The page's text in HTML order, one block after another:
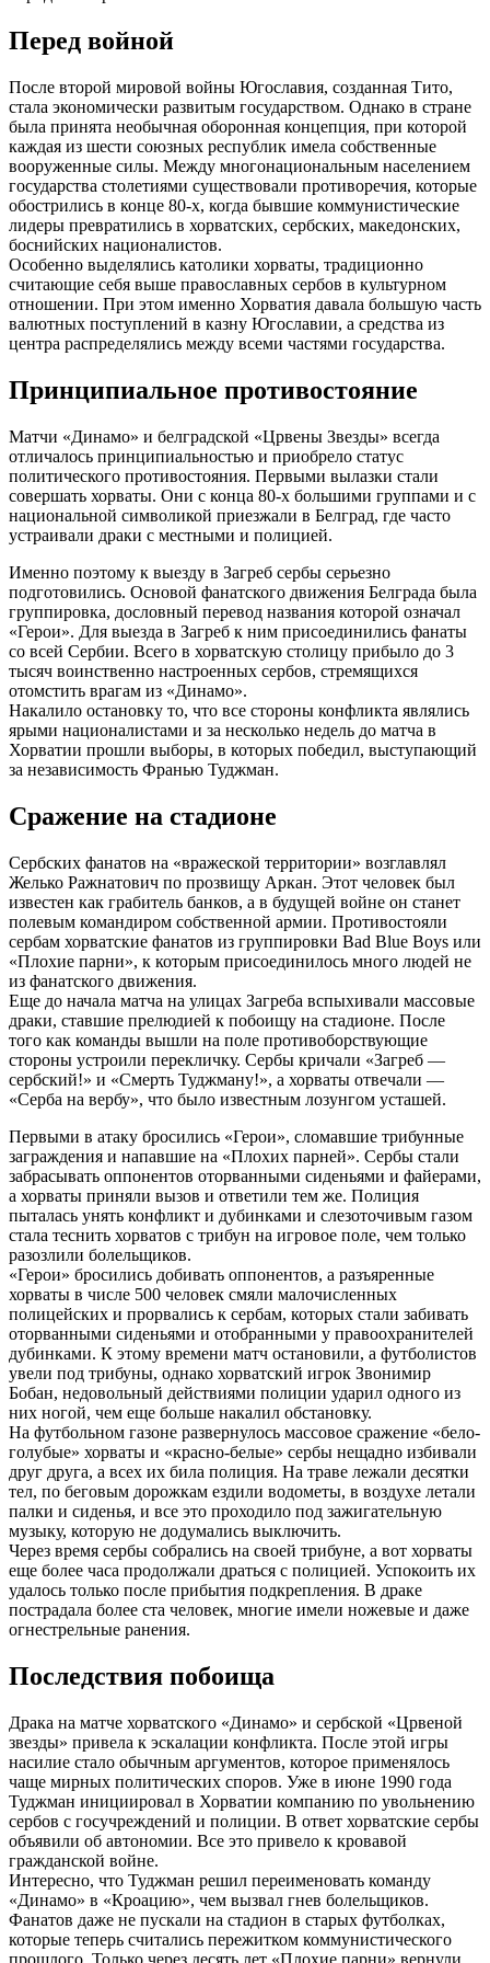
Перед войной
После второй мировой войны Югославия, созданная Тито,
стала экономически развитым государством. Однако в стране
была принята необычная оборонная концепция, при которой
каждая из шести союзных республик имела собственные
вооруженные силы. Между многонациональным населением
государства столетиями существовали противоречия, которые
обострились в конце 80-х, когда бывшие коммунистические
лидеры превратились в хорватских, сербских, македонских,
боснийских националистов.
Особенно выделялись католики хорваты, традиционно
считающие себя выше православных сербов в культурном
отношении. При этом именно Хорватия давала большую часть
валютных поступлений в казну Югославии, а средства из
центра распределялись между всеми частями государства.
Принципиальное противостояние
Матчи «Динамо» и белградской «Црвены Звезды» всегда
отличалось принципиальностью и приобрело статус
политического противостояния. Первыми вылазки стали
совершать хорваты. Они с конца 80-х большими группами и с
национальной символикой приезжали в Белград, где часто
устраивали драки с местными и полицией.
Именно поэтому к выезду в Загреб сербы серьезно
подготовились. Основой фанатского движения Белграда была
группировка, дословный перевод названия которой означал
«Герои». Для выезда в Загреб к ним присоединились фанаты
со всей Сербии. Всего в хорватскую столицу прибыло до 3
тысяч воинственно настроенных сербов, стремящихся
отомстить врагам из «Динамо».
Накалило остановку то, что все стороны конфликта являлись
ярыми националистами и за несколько недель до матча в
Хорватии прошли выборы, в которых победил, выступающий
за независимость Франью Туджман.
Сражение на стадионе
Сербских фанатов на «вражеской территории» возглавлял
Желько Ражнатович по прозвищу Аркан. Этот человек был
известен как грабитель банков, а в будущей войне он станет
полевым командиром собственной армии. Противостояли
сербам хорватские фанатов из группировки Bad Blue Boys или
«Плохие парни», к которым присоединилось много людей не
из фанатского движения.
Еще до начала матча на улицах Загреба вспыхивали массовые
драки, ставшие прелюдией к побоищу на стадионе. После
того как команды вышли на поле противоборствующие
стороны устроили перекличку. Сербы кричали «Загреб —
сербский!» и «Смерть Туджману!», а хорваты отвечали —
«Серба на вербу», что было известным лозунгом усташей.
Первыми в атаку бросились «Герои», сломавшие трибунные
заграждения и напавшие на «Плохих парней». Сербы стали
забрасывать оппонентов оторванными сиденьями и файерами,
а хорваты приняли вызов и ответили тем же. Полиция
пыталась унять конфликт и дубинками и слезоточивым газом
стала теснить хорватов с трибун на игровое поле, чем только
разозлили болельщиков.
«Герои» бросились добивать оппонентов, а разъяренные
хорваты в числе 500 человек смяли малочисленных
полицейских и прорвались к сербам, которых стали забивать
оторванными сиденьями и отобранными у правоохранителей
дубинками. К этому времени матч остановили, а футболистов
увели под трибуны, однако хорватский игрок Звонимир
Бобан, недовольный действиями полиции ударил одного из
них ногой, чем еще больше накалил обстановку.
На футбольном газоне развернулось массовое сражение «бело-
голубые» хорваты и «красно-белые» сербы нещадно избивали
друг друга, а всех их била полиция. На траве лежали десятки
тел, по беговым дорожкам ездили водометы, в воздухе летали
палки и сиденья, и все это проходило под зажигательную
музыку, которую не додумались выключить.
Через время сербы собрались на своей трибуне, а вот хорваты
еще более часа продолжали драться с полицией. Успокоить их
удалось только после прибытия подкрепления. В драке
пострадала более ста человек, многие имели ножевые и даже
огнестрельные ранения.
Последствия побоища
Драка на матче хорватского «Динамо» и сербской «Црвеной
звезды» привела к эскалации конфликта. После этой игры
насилие стало обычным аргументов, которое применялось
чаще мирных политических споров. Уже в июне 1990 года
Туджман инициировал в Хорватии компанию по увольнению
сербов с госучреждений и полиции. В ответ хорватские сербы
объявили об автономии. Все это привело к кровавой
гражданской войне.
Интересно, что Туджман решил переименовать команду
«Динамо» в «Кроацию», чем вызвал гнев болельщиков.
Фанатов даже не пускали на стадион в старых футболках,
которые теперь считались пережитком коммунистического
прошлого. Только через десять лет «Плохие парни» вернули